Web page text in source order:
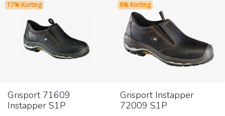
17% Korting
Grisport 71609
Instapper S1P
8% Korting
Grisport Instapper
72009 S1P